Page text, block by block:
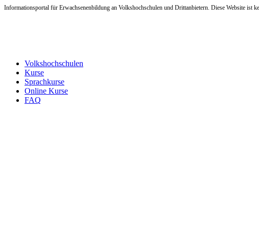
Informationsportal für Erwachsenenbildung an Volkshochschulen und Drittanbietern. Diese Website ist
Volkshochschulen
Kurse
Sprachkurse
Online Kurse
FAQ